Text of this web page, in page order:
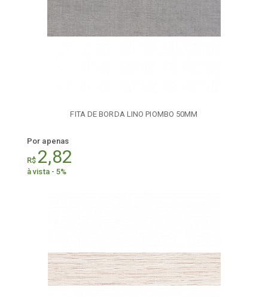
FITA DE BORDA LINO PIOMBO 50MM
Por apenas
R$ 2,82
à vista - 5%